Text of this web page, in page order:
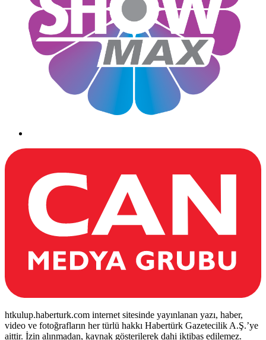
htkulup.haberturk.com internet sitesinde yayınlanan yazı, haber,
video ve fotoğrafların her türlü hakkı Habertürk Gazetecilik A.Ş.’ye
aittir. İzin alınmadan, kaynak gösterilerek dahi iktibas edilemez.